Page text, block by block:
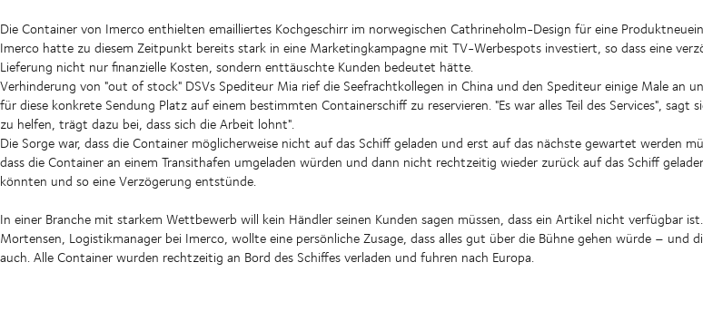
Die Container von Imerco enthielten emailliertes Kochgeschirr im norwegischen Cathrineholm-Design für eine
Imerco hatte zu diesem Zeitpunkt bereits stark in eine Marketingkampagne mit TV-Werbespots investiert, so dass eine
Lieferung nicht nur finanzielle Kosten, sondern enttäuschte Kunden bedeutet hätte.
Verhinderung von "out of stock" DSVs Spediteur Mia rief die Seefrachtkollegen in China und den Spediteur einige Male an
für diese konkrete Sendung Platz auf einem bestimmten Containerschiff zu reservieren. "Es war alles Teil des Services", sagt
zu helfen, trägt dazu bei, dass sich die Arbeit lohnt".
Die Sorge war, dass die Container möglicherweise nicht auf das Schiff geladen und erst auf das nächste gewartet werden
dass die Container an einem Transithafen umgeladen würden und dann nicht rechtzeitig wieder zurück auf das Schiff
könnten und so eine Verzögerung entstünde.
In einer Branche mit starkem Wettbewerb will kein Händler seinen Kunden sagen müssen, dass ein Artikel nicht verfügbar
Mortensen, Logistikmanager bei Imerco, wollte eine persönliche Zusage, dass alles gut über die Bühne gehen würde – und
auch. Alle Container wurden rechtzeitig an Bord des Schiffes verladen und fuhren nach Europa.